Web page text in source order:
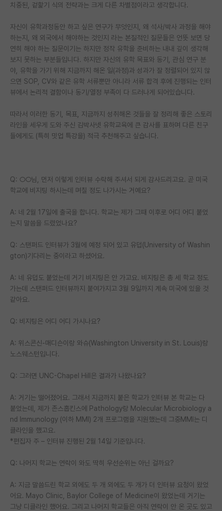
이벤트
반도체 아카데미
재팬라운지 🌸
치중된, 겉핥기 식의 전략과는 크게 다른 차별점이라고 생각합니다.
자신이 유학과정동안 하고 싶은 연구가 무엇인지, 왜 석사/박사 과정을 해야
하는지, 왜 외국에서 해야하는 것인지 라는 본질적인 질문들은 언뜻 보면 당
연히 해야 하는 질문이기는 하지만 정작 유학을 준비하는 내내 깊이 생각해
보지 못하는 부분들입니다. 하지만 자신의 유학 목표와 동기, 관심 연구 분
야, 유학을 가기 위해 지금까지 해온 일(과정)과 성과가 잘 정렬되어 있지 않
으면 SOP, CV와 같은 유학 서류뿐만 아니라 서류 합격 후에 진행되는 인터
뷰에서 논리적 결함이나 동기/열정 부족이 다 드러나게 되어있습니다.
따라서 이러한 동기, 목표, 지금까지 성취해온 것들을 잘 정리해 좋은 스토리
라인을 세우게 도와 주신 김박사넷 유학교육에 큰 감사를 표하며 다른 친구
들에게도 (특히 밋업 특강을) 적극 추천해주고 싶습니다.
Q: ○○님, 먼저 이렇게 인터뷰 수락해 주셔서 되게 감사드리고요. 곧 미국
학교에 비지팅 하시는데 며칠 정도 나가시는 거예요?
A: 네 2월 17일에 출국을 합니다. 학교는 제가 그때 이후로 어디 어디 붙었
는지 말씀을 드렸었나요?
Q: 스탠퍼드 인터뷰가 3월에 예정 되어 있고 유덥(University of Washin
gton)기다리는 중이라고 하셨어요.
A: 네 유덥도 붙었는데 거기 비지팅은 안 가고요. 비지팅은 총 세 학교 정도
가는데 스탠퍼드 인터뷰까지 붙여가지고 3월 9일까지 계속 미국에 있을 것
같아요.
Q: 비지팅은 어디 어디 가시나요?
A: 위스콘신-매디슨이랑 와슈(Washington University in St. Louis)랑
노스웨스턴입니다.
Q: 그러면 UNC-Chapel Hill은 결과가 나왔나요?
A: 거기는 떨어졌어요. 그래서 지금까지 붙은 학교가 인터뷰 본 학교는 다
붙었는데, 제가 존스홉킨스에 Pathology랑 Molecular Microbiology a
nd Immunology (이하 MMI) 2개 프로그램을 지원했는데 그중MMI는 디
클라인을 했고요.
*편집자 주 – 인터뷰 진행된 2월 14일 기준입니다.
Q: 나머지 학교는 연락이 와도 딱히 우선순위는 아닌 걸까요?
A: 지금 말씀드린 학교 외에도 두 개 외에도 두 개가 더 인터뷰 요청이 왔었
어요. Mayo Clinic, Baylor College of Medicine이 왔었는데 거기는
그냥 디클라인 했어요. 그리고 나머지 학교들은 아직 연락이 안 온 곳도 있고